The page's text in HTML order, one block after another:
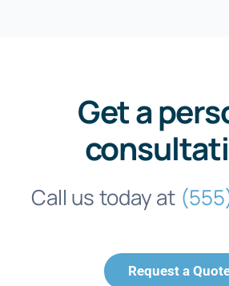
Get a
Call us today at
Request a